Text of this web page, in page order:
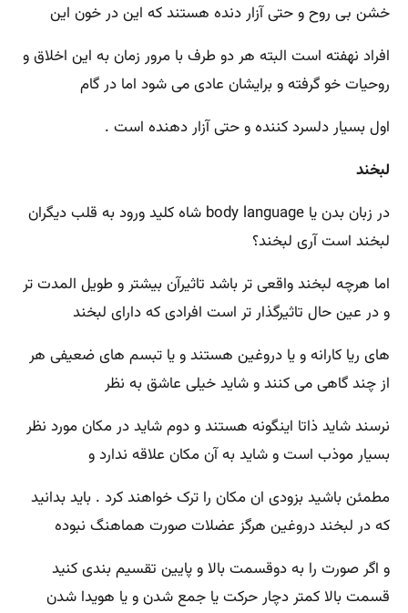
خشن بی روح و حتی آزار دنده هستند که این در خون این
افراد نهفته است البته هر دو طرف با مرور زمان به این اخلاق و
روحیات خو گرفته و برایشان عادی می شود اما در گام
اول بسیار دلسرد کننده و حتی آزار دهنده است .
لبخند
در زبان بدن یا body language شاه کلید ورود به قلب دیگران
لبخند است آری لبخند؟
اما هرچه لبخند واقعی تر باشد تاثیرآن بیشتر و طویل المدت تر
و در عین حال تاثیرگذار تر است افرادی که دارای لبخند
های ریا کارانه و یا دروغین هستند و یا تبسم های ضعیفی هر
از چند گاهی می کنند و شاید خیلی عاشق به نظر
نرسند شاید ذاتا اینگونه هستند و دوم شاید در مکان مورد نظر
بسیار موذب است و شاید به آن مکان علاقه ندارد و
مطمئن باشید بزودی ان مکان را ترک خواهند کرد . باید بدانید
که در لبخند دروغین هرگز عضلات صورت هماهنگ نبوده
و اگر صورت را به دوقسمت بالا و پایین تقسیم بندی کنید
قسمت بالا کمتر دچار حرکت یا جمع شدن و یا هویدا شدن